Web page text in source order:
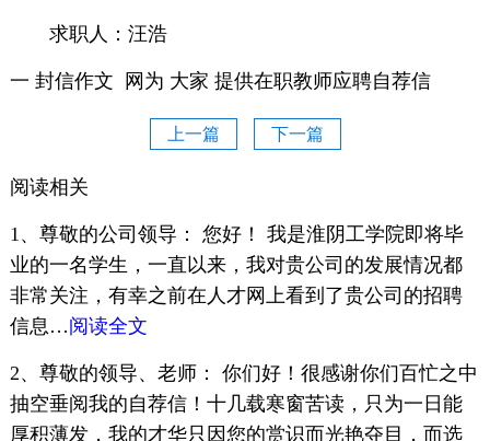
求职人：汪浩
一 封信作文 网为 大家 提供在职教师应聘自荐信
上一篇 下一篇
阅读相关
1、尊敬的公司领导： 您好！ 我是淮阴工学院即将毕
业的一名学生，一直以来，我对贵公司的发展情况都
非常关注，有幸之前在人才网上看到了贵公司的招聘
信息…阅读全文
2、尊敬的领导、老师： 你们好！很感谢你们百忙之中
抽空垂阅我的自荐信！十几载寒窗苦读，只为一日能
厚积薄发，我的才华只因您的赏识而光艳夺目，而选